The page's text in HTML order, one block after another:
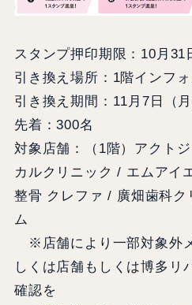
スタンプ押印期限：10月31
引き換え場所：1階インフ
引き換え期間：11月7日（
先着：300名
対象店舗：（1階）アクト
カルクリニック / エムアイ
整骨 クレファ / 廣畑歯科
ム
※店舗により一部対象外
しくは店舗もしくは博多リ
確認を